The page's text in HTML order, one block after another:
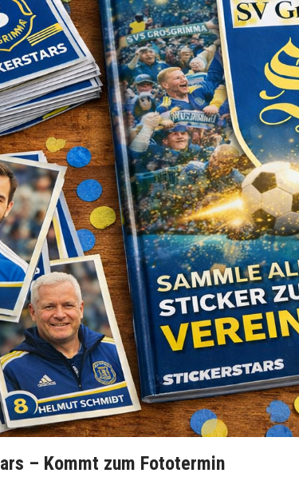
– Kommt zum Fototermin